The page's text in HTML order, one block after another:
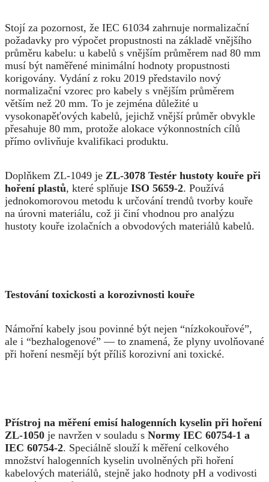
Stojí za pozornost, že IEC 61034 zahrnuje normalizační
požadavky pro výpočet propustnosti na základě vnějšího
průměru kabelu: u kabelů s vnějším průměrem nad 80 mm
musí být naměřené minimální hodnoty propustnosti
korigovány. Vydání z roku 2019 představilo nový
normalizační vzorec pro kabely s vnějším průměrem
větším než 20 mm. To je zejména důležité u
vysokonapěťových kabelů, jejichž vnější průměr obvykle
přesahuje 80 mm, protože alokace výkonnostních cílů
přímo ovlivňuje kvalifikaci produktu.
Doplňkem ZL-1049 je ZL-3078 Testér hustoty kouře při
hoření plastů, které splňuje ISO 5659-2. Používá
jednokomorovou metodu k určování trendů tvorby kouře
na úrovni materiálu, což ji činí vhodnou pro analýzu
hustoty kouře izolačních a obvodových materiálů kabelů.
Testování toxickosti a korozivnosti kouře
Námořní kabely jsou povinné být nejen “nízkokouřové”,
ale i “bezhalogenové” — to znamená, že plyny uvolňované
při hoření nesmějí být příliš korozivní ani toxické.
Přístroj na měření emisí halogenních kyselin při hoření
ZL-1050 je navržen v souladu s Normy IEC 60754-1 a
IEC 60754-2. Speciálně slouží k měření celkového
množství halogenních kyselin uvolněných při hoření
kabelových materiálů, stejně jako hodnoty pH a vodivosti